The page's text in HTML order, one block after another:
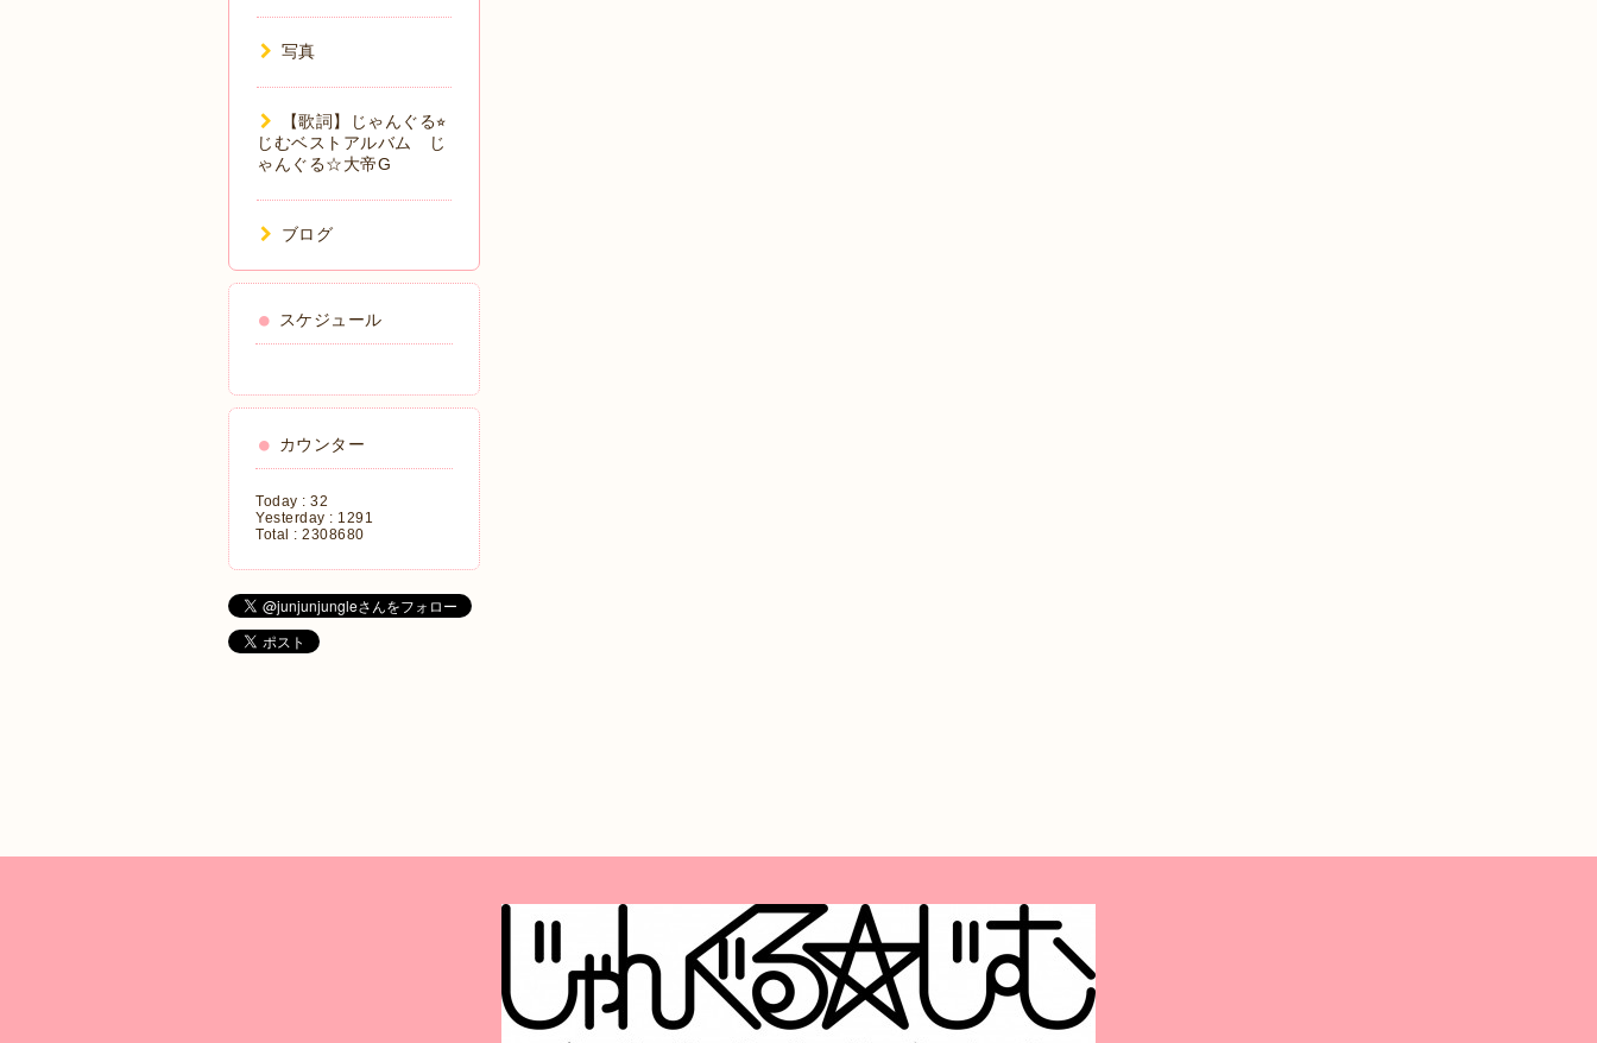
写真
【歌詞】じゃんぐる⭐︎
じむベストアルバム じ
ゃんぐる☆大帝G
ブログ
スケジュール
カウンター
Today : 32
Yesterday : 1291
Total : 2308680